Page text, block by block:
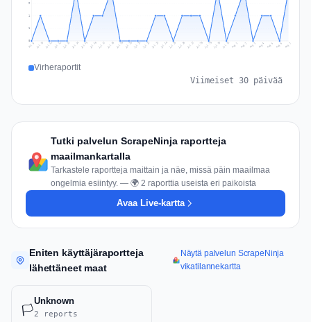
1
1
2
Jul 9 Jul 10 Jul 11 Jul 12 Jul 13 Jul 14 Jul 15 Jul 16 Jul 17 Jul 18 Jul 19 Jul 20 Jul 21 Jul 22 Jul 23 Jul 24 Jul 25 Jul 26 Jul 27 Jul 28 Jul 29 Jul 30 Jul 31 Aug 1 Aug 2 Aug 3 Aug 4 Aug 5 Aug 6 Aug 7
Virheraportit
Viimeiset 30 päivää
Tutki palvelun ScrapeNinja raportteja
maailmankartalla
Tarkastele raportteja maittain ja näe, missä päin maailmaa
ongelmia esiintyy. — 🌍 2 raporttia useista eri paikoista
Avaa Live-kartta
Eniten käyttäjäraportteja
lähettäneet maat
Näytä palvelun ScrapeNinja
vikatilannekartta
🏳️
Unknown
2 reports